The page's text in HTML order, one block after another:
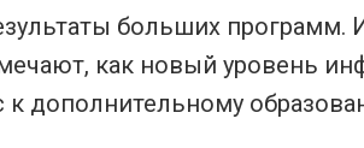
больших программ.
как новый уровень
к дополнительному